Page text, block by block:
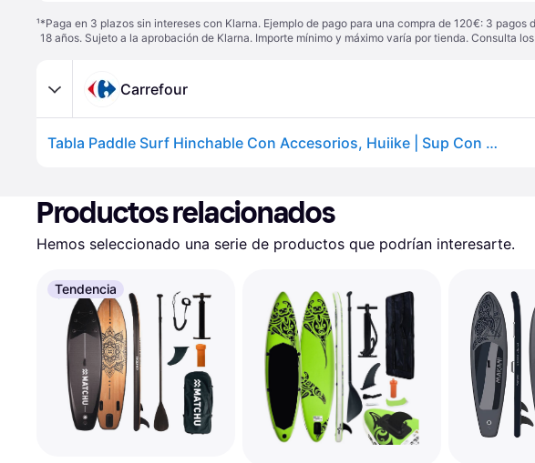
¹*Paga en 3 plazos sin intereses con Klarna. Ejemplo de pago para una compra de 120€: 3
18 años. Sujeto a la aprobación de Klarna. Importe mínimo y máximo varía por tienda. Consulta
Carrefour
Tabla Paddle Surf Hinchable Con Accesorios, Huiike | Sup Con Remo, Quillas, Inflador, Negra, 10´
Productos relacionados
Hemos seleccionado una serie de productos que podrían interesarte.
Tendencia